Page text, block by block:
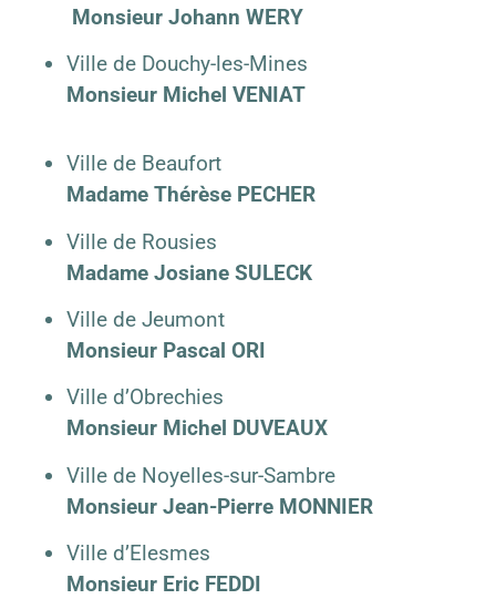
Monsieur Johann WERY
Ville de Douchy-les-Mines
Monsieur Michel VENIAT
Ville de Beaufort
Madame Thérèse PECHER
Ville de Rousies
Madame Josiane SULECK
Ville de Jeumont
Monsieur Pascal ORI
Ville d’Obrechies
Monsieur Michel DUVEAUX
Ville de Noyelles-sur-Sambre
Monsieur Jean-Pierre MONNIER
Ville d’Elesmes
Monsieur Eric FEDDI